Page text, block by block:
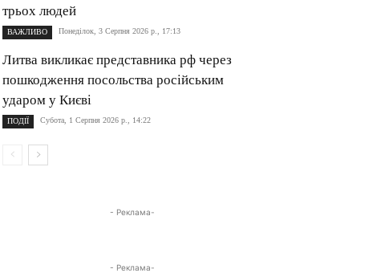
трьох людей
ВАЖЛИВО Понеділок, 3 Серпня 2026 р., 17:13
Литва викликає представника рф через
пошкодження посольства російським
ударом у Києві
ПОДІЇ Субота, 1 Серпня 2026 р., 14:22
- Реклама-
- Реклама-